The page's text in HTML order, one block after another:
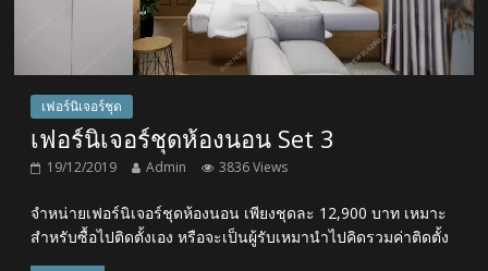
เฟอร์นิเจอร์ชุด
เฟอร์นิเจอร์ชุดห้องนอน Set 3
19/12/2019 Admin 3836 Views
จำหน่ายเฟอร์นิเจอร์ชุดห้องนอน เพียงชุดละ 12,900 บาท เหมาะ
สำหรับซื้อไปติดตั้งเอง หรือจะเป็นผู้รับเหมานำไปคิดรวมค่าติดตั้ง